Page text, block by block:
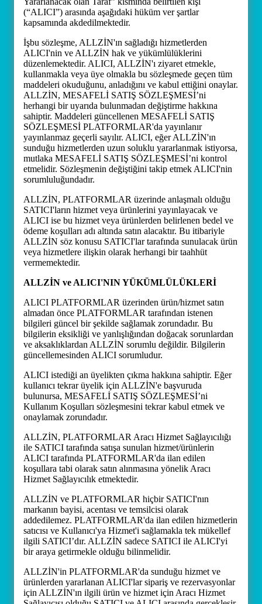
(“ALICI”) arasında aşağıdaki hüküm ver şartlar
kapsamında akdedilmektedir.
İşbu sözleşme, ALLZİN'ın sağladığı hizmetlerden
ALICI'nin ve ALLZİN hak ve yükümlülüklerini
düzenlemektedir. ALICI, ALLZİN'ı ziyaret etmekle,
kullanmakla veya üye olmakla bu sözleşmede geçen tüm
maddeleri okuduğunu, anladığını ve kabul ettiğini onaylar.
ALLZİN, MESAFELİ SATIŞ SÖZLEŞMESİ’ni
herhangi bir uyarıda bulunmadan değiştirme hakkına
sahiptir. Maddeleri güncellenen MESAFELİ SATIŞ
SÖZLEŞMESİ PLATFORMLAR'da yayınlanır
yayınlanmaz geçerli sayılır. ALICI, eğer ALLZİN'ın
sunduğu hizmetlerden uzun soluklu yararlanmak istiyorsa,
mutlaka MESAFELİ SATIŞ SÖZLEŞMESİ’ni kontrol
etmelidir. Sözleşmenin değiştiğini takip etmek ALICI'nin
sorumluluğundadır.
ALLZİN, PLATFORMLAR üzerinde anlaşmalı olduğu
SATICI'ların hizmet veya ürünlerini yayınlayacak ve
ALICI ise bu hizmet veya ürünlerden belirlenen bedel ve
ödeme koşulları adı altında satın alacaktır. Bu itibariyle
ALLZİN söz konusu SATICI'lar tarafında sunulacak ürün
veya hizmetlere ilişkin olarak herhangi bir taahhüt
vermemektedir.
ALLZİN ve ALICI'NIN YÜKÜMLÜLÜKLERİ
ALICI PLATFORMLAR üzerinden ürün/hizmet satın
almadan önce PLATFORMLAR tarafından istenen
bilgileri güncel bir şekilde sağlamak zorundadır. Bu
bilgilerin eksikliği ve yanlışlığından doğacak sorunlardan
ve aksaklıklardan ALLZİN sorumlu değildir. Bilgilerin
güncellemesinden ALICI sorumludur.
ALICI istediği an üyelikten çıkma hakkına sahiptir. Eğer
kullanıcı tekrar üyelik için ALLZİN'e başvuruda
bulunursa, MESAFELİ SATIŞ SÖZLEŞMESİ’ni
Kullanım Koşulları sözleşmesini tekrar kabul etmek ve
onaylamak zorundadır.
ALLZİN, PLATFORMLAR Aracı Hizmet Sağlayıcılığı
ile SATICI tarafında satışa sunulan hizmet/ürünlerin
ALICI tarafında PLATFORMLAR'da ilan edilen
koşullara tabi olarak satın alınmasına yönelik Aracı
Hizmet Sağlayıcılık etmektedir.
ALLZİN ve PLATFORMLAR hiçbir SATICI'nın
markanın bayisi, acentası ve temsilcisi olarak
addedilemez. PLATFORMLAR'da ilan edilen hizmetlerin
satıcısı ve Kullanıcı'ya Hizmet'i sağlamakla tek mükellef
ilgili SATICI’dır. ALLZİN sadece SATICI ile ALICI'yi
bir araya getirmekle olduğu bilinmelidir.
ALLZİN'in PLATFORMLAR'da sunduğu hizmet ve
ürünlerden yararlanan ALICI'lar sipariş ve rezervasyonlar
için ALLZİN'ın ilgili ürün ve hizmet için Aracı Hizmet